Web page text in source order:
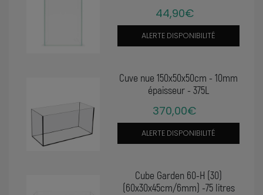
44,90€
ALERTE DISPONIBILITÉ
Cuve nue 150x50x50cm - 10mm
épaisseur - 375L
370,00€
ALERTE DISPONIBILITÉ
Cube Garden 60-H (30)
(60x30x45cm/6mm) -75 litres